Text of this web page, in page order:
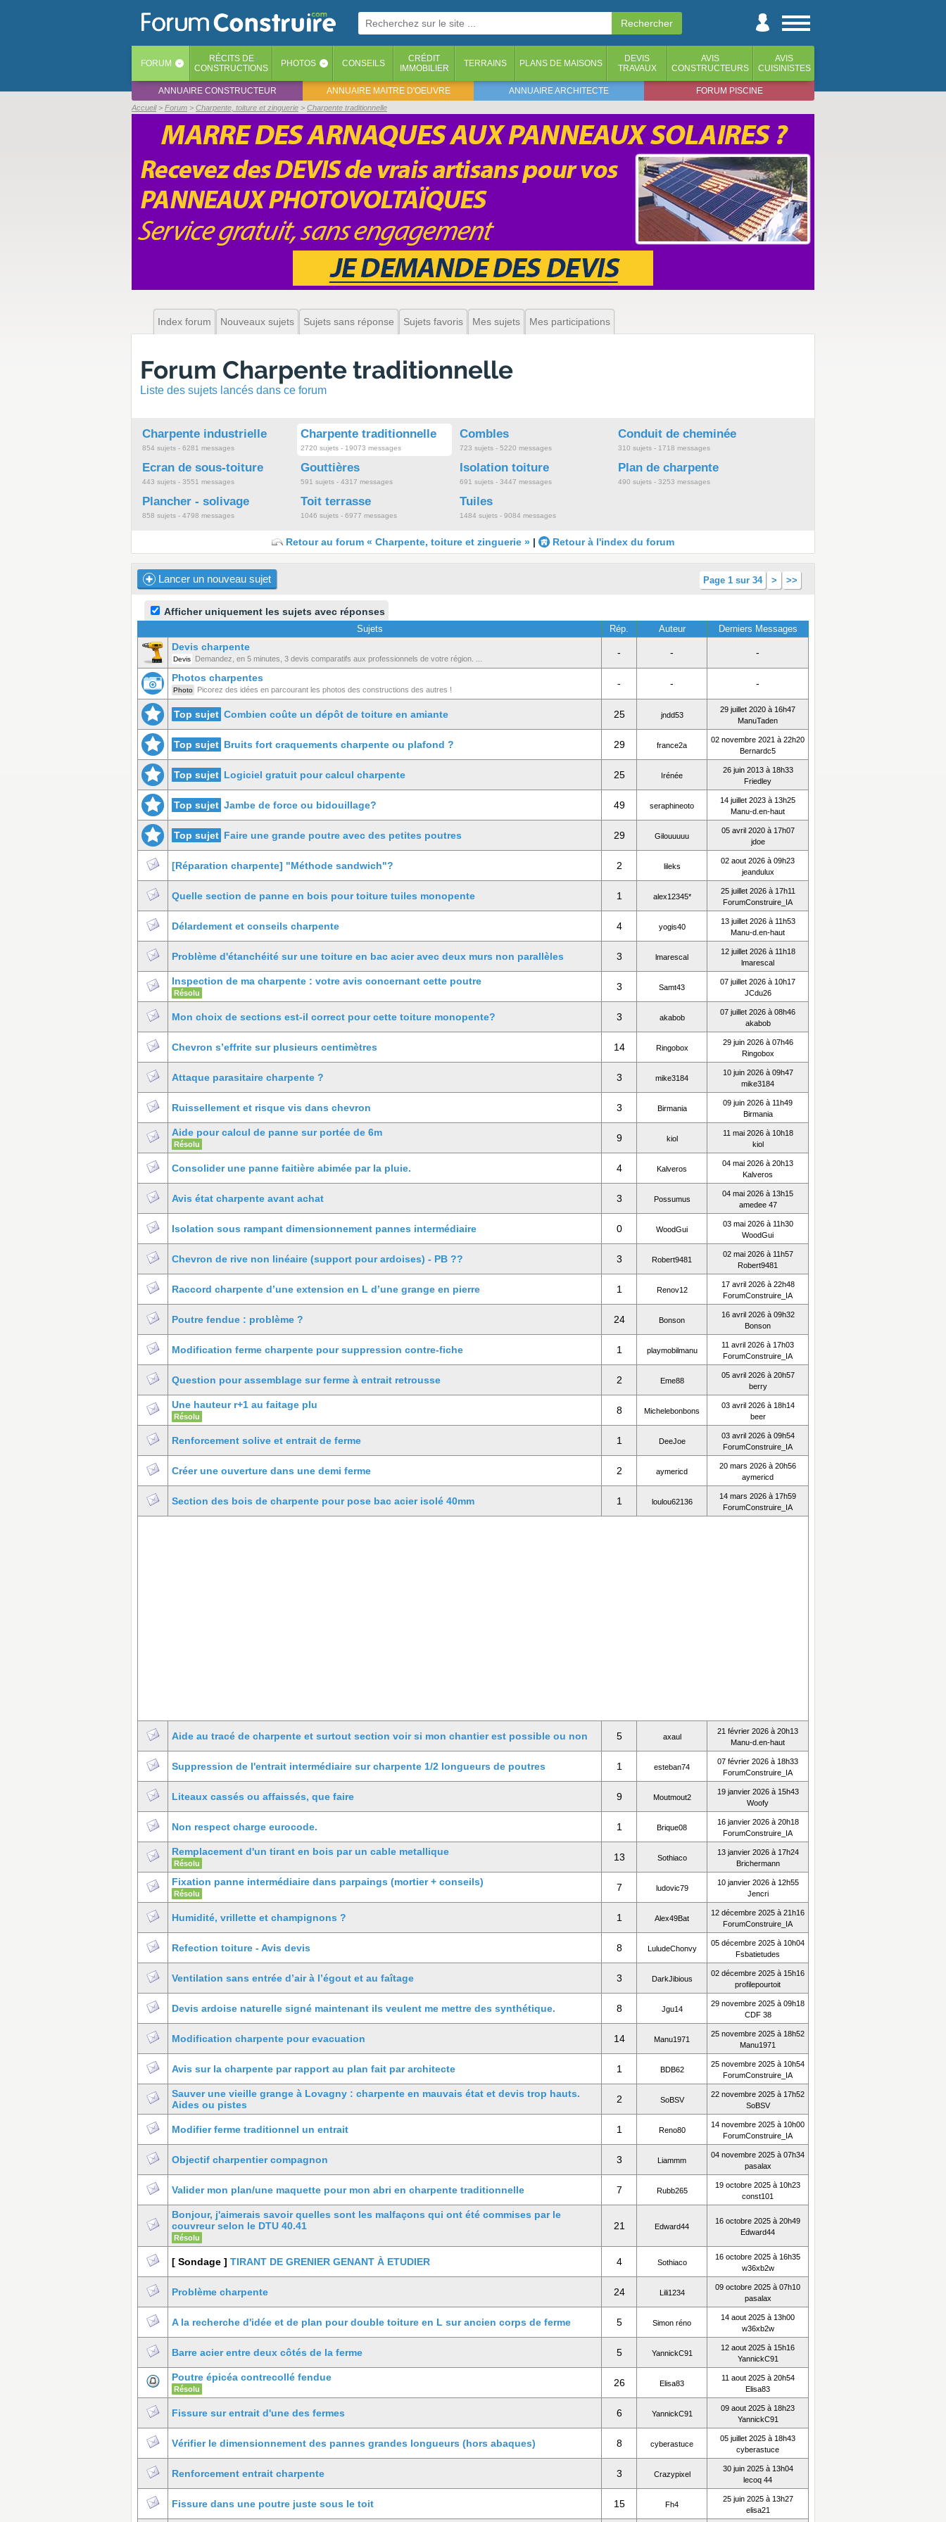
FORUM ‹ RÉCITS DE
CONSTRUCTIONS
PHOTOS ‹ CONSEILS
CRÉDIT
IMMOBILIER
TERRAINS PLANS DE MAISONS
DEVIS
TRAVAUX
AVIS
CONSTRUCTEURS
AVIS
CUISINISTES
ANNUAIRE CONSTRUCTEUR ANNUAIRE MAITRE D'OEUVRE ANNUAIRE ARCHITECTE FORUM PISCINE
Accueil Forum Charpente, toiture et zinguerie Charpente traditionnelle
Index forum Nouveaux sujets Sujets sans réponse Sujets favoris Mes sujets Mes participations
Forum Charpente traditionnelle
Liste des sujets lancés dans ce forum
Charpente industrielle
854 sujets - 6281 messages
Charpente traditionnelle
2720 sujets - 19073 messages
Combles
723 sujets - 5220 messages
Conduit de cheminée
310 sujets - 1718 messages
Ecran de sous-toiture
443 sujets - 3551 messages
Gouttières
591 sujets - 4317 messages
Isolation toiture
691 sujets - 3447 messages
Plan de charpente
490 sujets - 3253 messages
Plancher - solivage
858 sujets - 4798 messages
Toit terrasse
1046 sujets - 6977 messages
Tuiles
1484 sujets - 9084 messages
Retour au forum « Charpente, toiture et zinguerie » | Retour à l'index du forum
Page 1 sur 34 > >>
Lancer un nouveau sujet
Afficher uniquement les sujets avec réponses
Sujets Rép. Auteur Derniers Messages
Devis charpente
Devis Demandez, en 5 minutes, 3 devis comparatifs aux professionnels de votre région. ...
- - -
Photos charpentes
Photo Picorez des idées en parcourant les photos des constructions des autres !
- - -
Top sujet Combien coûte un dépôt de toiture en amiante 25 jndd53
29 juillet 2020 à 16h47
ManuTaden
Top sujet Bruits fort craquements charpente ou plafond ? 29 france2a
02 novembre 2021 à 22h20
Bernardc5
Top sujet Logiciel gratuit pour calcul charpente 25 Irénée
26 juin 2013 à 18h33
Friedley
Top sujet Jambe de force ou bidouillage? 49 seraphineoto
14 juillet 2023 à 13h25
Manu-d.en-haut
Top sujet Faire une grande poutre avec des petites poutres 29 Gilouuuuu
05 avril 2020 à 17h07
jdoe
[Réparation charpente] "Méthode sandwich"? 2 lileks
02 aout 2026 à 09h23
jeandulux
Quelle section de panne en bois pour toiture tuiles monopente 1 alex12345*
25 juillet 2026 à 17h11
ForumConstruire_IA
Délardement et conseils charpente 4 yogis40
13 juillet 2026 à 11h53
Manu-d.en-haut
Problème d'étanchéité sur une toiture en bac acier avec deux murs non parallèles 3 lmarescal
12 juillet 2026 à 11h18
lmarescal
Inspection de ma charpente : votre avis concernant cette poutre
Résolu
3 Samt43
07 juillet 2026 à 10h17
JCdu26
Mon choix de sections est-il correct pour cette toiture monopente? 3 akabob
07 juillet 2026 à 08h46
akabob
Chevron s’effrite sur plusieurs centimètres 14 Ringobox
29 juin 2026 à 07h46
Ringobox
Attaque parasitaire charpente ? 3 mike3184
10 juin 2026 à 09h47
mike3184
Ruissellement et risque vis dans chevron 3 Birmania
09 juin 2026 à 11h49
Birmania
Aide pour calcul de panne sur portée de 6m
Résolu
9 kiol
11 mai 2026 à 10h18
kiol
Consolider une panne faitière abimée par la pluie. 4 Kalveros
04 mai 2026 à 20h13
Kalveros
Avis état charpente avant achat 3 Possumus
04 mai 2026 à 13h15
amedee 47
Isolation sous rampant dimensionnement pannes intermédiaire 0 WoodGui
03 mai 2026 à 11h30
WoodGui
Chevron de rive non linéaire (support pour ardoises) - PB ?? 3 Robert9481
02 mai 2026 à 11h57
Robert9481
Raccord charpente d’une extension en L d’une grange en pierre 1 Renov12
17 avril 2026 à 22h48
ForumConstruire_IA
Poutre fendue : problème ? 24 Bonson
16 avril 2026 à 09h32
Bonson
Modification ferme charpente pour suppression contre-fiche 1 playmobilmanu
11 avril 2026 à 17h03
ForumConstruire_IA
Question pour assemblage sur ferme à entrait retrousse 2 Eme88
05 avril 2026 à 20h57
berry
Une hauteur r+1 au faitage plu
Résolu
8 Michelebonbons
03 avril 2026 à 18h14
beer
Renforcement solive et entrait de ferme 1 DeeJoe
03 avril 2026 à 09h54
ForumConstruire_IA
Créer une ouverture dans une demi ferme 2 aymericd
20 mars 2026 à 20h56
aymericd
Section des bois de charpente pour pose bac acier isolé 40mm 1 loulou62136
14 mars 2026 à 17h59
ForumConstruire_IA
Aide au tracé de charpente et surtout section voir si mon chantier est possible ou non 5 axaul
21 février 2026 à 20h13
Manu-d.en-haut
Suppression de l'entrait intermédiaire sur charpente 1/2 longueurs de poutres 1 esteban74
07 février 2026 à 18h33
ForumConstruire_IA
Liteaux cassés ou affaissés, que faire 9 Moutmout2
19 janvier 2026 à 15h43
Woofy
Non respect charge eurocode. 1 Brique08
16 janvier 2026 à 20h18
ForumConstruire_IA
Remplacement d'un tirant en bois par un cable metallique
Résolu
13 Sothiaco
13 janvier 2026 à 17h24
Brichermann
Fixation panne intermédiaire dans parpaings (mortier + conseils)
Résolu
7 ludovic79
10 janvier 2026 à 12h55
Jencri
Humidité, vrillette et champignons ? 1 Alex49Bat
12 décembre 2025 à 21h16
ForumConstruire_IA
Refection toiture - Avis devis 8 LuludeChonvy
05 décembre 2025 à 10h04
Fsbatietudes
Ventilation sans entrée d’air à l’égout et au faîtage 3 DarkJibious
02 décembre 2025 à 15h16
profilepourtoit
Devis ardoise naturelle signé maintenant ils veulent me mettre des synthétique. 8 Jgu14
29 novembre 2025 à 09h18
CDF 38
Modification charpente pour evacuation 14 Manu1971
25 novembre 2025 à 18h52
Manu1971
Avis sur la charpente par rapport au plan fait par architecte 1 BDB62
25 novembre 2025 à 10h54
ForumConstruire_IA
Sauver une vieille grange à Lovagny : charpente en mauvais état et devis trop hauts.
Aides ou pistes
2 SoBSV
22 novembre 2025 à 17h52
SoBSV
Modifier ferme traditionnel un entrait 1 Reno80
14 novembre 2025 à 10h00
ForumConstruire_IA
Objectif charpentier compagnon 3 Liammm
04 novembre 2025 à 07h34
pasalax
Valider mon plan/une maquette pour mon abri en charpente traditionnelle 7 Rubb265
19 octobre 2025 à 10h23
const101
Bonjour, j'aimerais savoir quelles sont les malfaçons qui ont été commises par le
couvreur selon le DTU 40.41
Résolu
21 Edward44
16 octobre 2025 à 20h49
Edward44
[ Sondage ] TIRANT DE GRENIER GENANT À ETUDIER 4 Sothiaco
16 octobre 2025 à 16h35
w36xb2w
Problème charpente 24 Lili1234
09 octobre 2025 à 07h10
pasalax
A la recherche d'idée et de plan pour double toiture en L sur ancien corps de ferme 5 Simon réno
14 aout 2025 à 13h00
w36xb2w
Barre acier entre deux côtés de la ferme 5 YannickC91
12 aout 2025 à 15h16
YannickC91
Poutre épicéa contrecollé fendue
Résolu
26 Elisa83
11 aout 2025 à 20h54
Elisa83
Fissure sur entrait d'une des fermes 6 YannickC91
09 aout 2025 à 18h23
YannickC91
Vérifier le dimensionnement des pannes grandes longueurs (hors abaques) 8 cyberastuce
05 juillet 2025 à 18h43
cyberastuce
Renforcement entrait charpente 3 Crazypixel
30 juin 2025 à 13h04
lecoq 44
Fissure dans une poutre juste sous le toit 15 Fh4
25 juin 2025 à 13h27
elisa21